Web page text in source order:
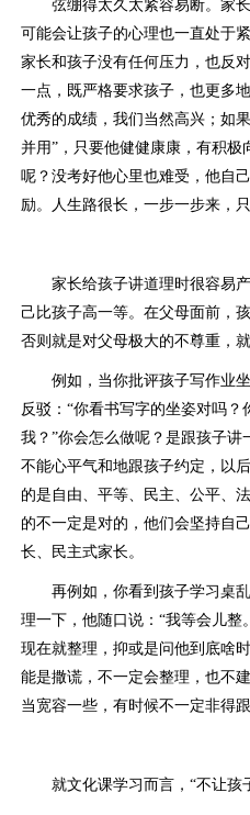
弦绷得太久太紧容易断。家长
可能会让孩子的心理也一直处于
家长和孩子没有任何压力，也反
一点，既严格要求孩子，也更多
优秀的成绩，我们当然高兴；如
并用”，只要他健健康康，有积
呢？没考好他心里也难受，他自
励。人生路很长，一步一步来，
家长给孩子讲道理时很容易产
己比孩子高一等。在父母面前，
否则就是对父母极大的不尊重，就
例如，当你批评孩子写作业坐
反驳：“你看书写字的坐姿对吗
我？”你会怎么做呢？是跟孩子
不能心平气和地跟孩子约定，以
的是自由、平等、民主、公平、
的不一定是对的，他们会坚持自
长、民主式家长。
再例如，你看到孩子学习桌乱
理一下，他随口说：“我等会儿
现在就整理，抑或是问他到底啥
能是撒谎，不一定会整理，也不
当宽容一些，有时候不一定非得跟
就文化课学习而言，“不让孩子